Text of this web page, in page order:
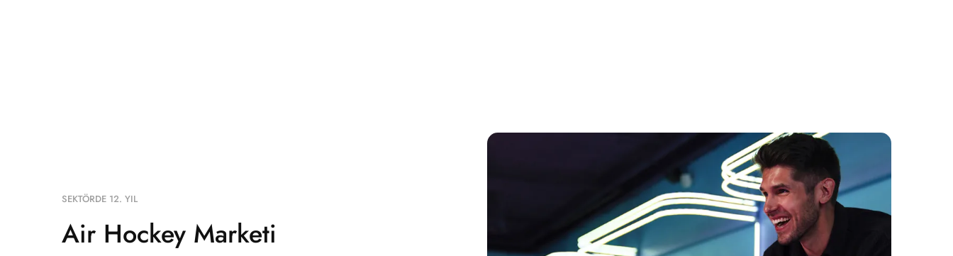
SEKTÖRDE 12. YIL
Air Hockey Marketi